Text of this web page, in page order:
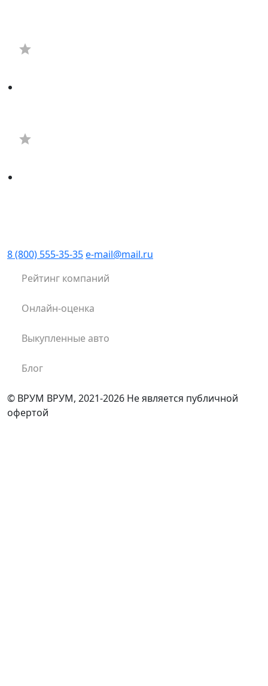
Рейтинг компаний
Онлайн-оценка
Выкупленные авто
Блог
8 (800) 555-35-35e-mail@mail.ru
© ВРУМ ВРУМ, 2021-2026 Не является публичной
офертой